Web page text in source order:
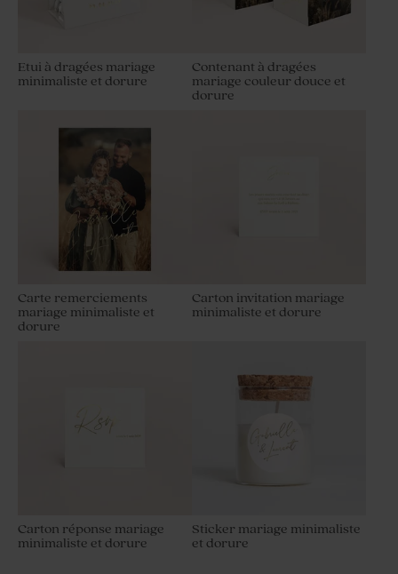
Etui à dragées mariage
minimaliste et dorure
Contenant à dragées
mariage couleur douce et
dorure
Carte remerciements
mariage minimaliste et
dorure
Carton invitation mariage
minimaliste et dorure
Carton réponse mariage
minimaliste et dorure
Sticker mariage minimaliste
et dorure